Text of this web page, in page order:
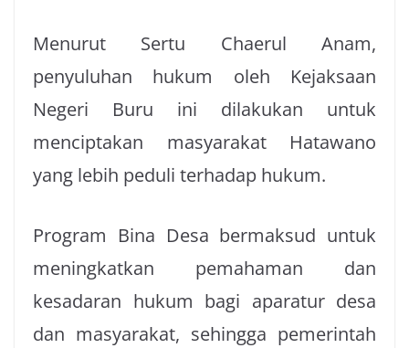
Menurut Sertu Chaerul Anam,
penyuluhan hukum oleh Kejaksaan
Negeri Buru ini dilakukan untuk
menciptakan masyarakat Hatawano
yang lebih peduli terhadap hukum.
Program Bina Desa bermaksud untuk
meningkatkan pemahaman dan
kesadaran hukum bagi aparatur desa
dan masyarakat, sehingga pemerintah